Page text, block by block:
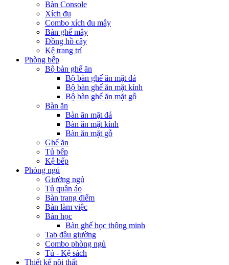
Bàn Console
Xích đu
Combo xích đu mây
Bàn ghế mây
Đồng hồ cây
Kệ trang trí
Phòng bếp
Bộ bàn ghế ăn
Bộ bàn ghế ăn mặt đá
Bộ bàn ghế ăn mặt kính
Bộ bàn ghế ăn mặt gỗ
Bàn ăn
Bàn ăn mặt đá
Bàn ăn mặt kính
Bàn ăn mặt gỗ
Ghế ăn
Tủ bếp
Kệ bếp
Phòng ngủ
Giường ngủ
Tủ quần áo
Bàn trang điểm
Bàn làm việc
Bàn học
Bàn ghế học thông minh
Tab đầu giường
Combo phòng ngủ
Tủ - Kệ sách
Thiết kế nội thất